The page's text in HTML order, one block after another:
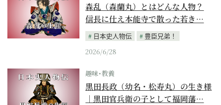
森乱（森蘭丸）とはどんな人物？
信長に仕え本能寺で散った若き…
日本史人物伝
豊臣兄弟！
2026/6/28
趣味･教養
黒田長政（幼名・松寿丸）の生き様
｜黒田官兵衛の子として福岡藩…